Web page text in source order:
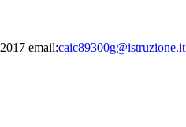
email:caic89300g@istruzione.it